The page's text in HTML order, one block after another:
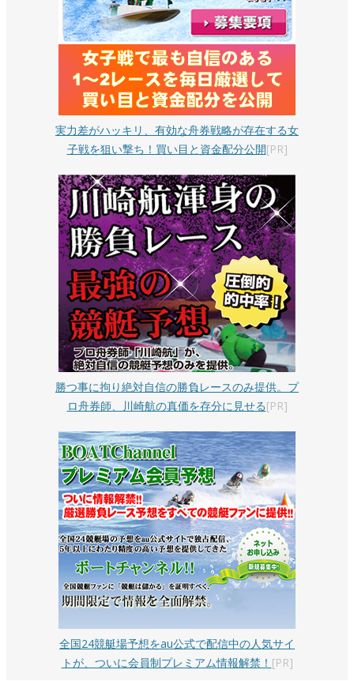
実力差がハッキリ、有効な舟券戦略が存在する女
子戦を狙い撃ち！買い目と資金配分公開[PR]
勝つ事に拘り絶対自信の勝負レースのみ提供。プ
ロ舟券師、川崎航の真価を存分に見せる[PR]
全国24競艇場予想をau公式で配信中の人気サイ
トが、ついに会員制プレミアム情報解禁！ [PR]